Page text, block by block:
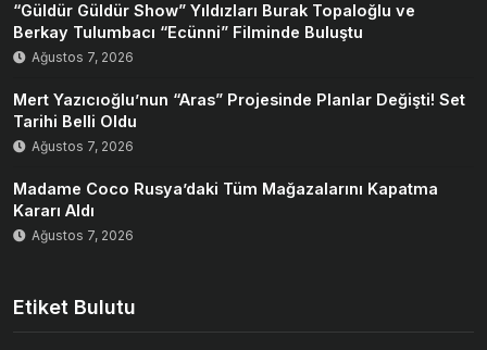
“Güldür Güldür Show” Yıldızları Burak Topaloğlu ve
Berkay Tulumbacı “Ecünni” Filminde Buluştu
Ağustos 7, 2026
Mert Yazıcıoğlu’nun “Aras” Projesinde Planlar Değişti! Set
Tarihi Belli Oldu
Ağustos 7, 2026
Madame Coco Rusya’daki Tüm Mağazalarını Kapatma
Kararı Aldı
Ağustos 7, 2026
Etiket Bulutu